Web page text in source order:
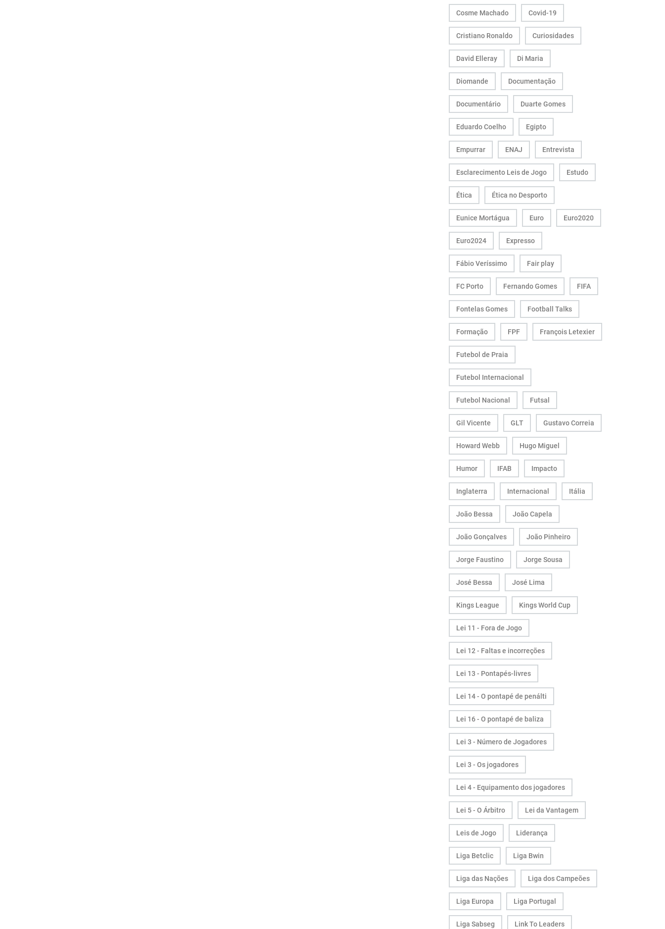
Cosme Machado Covid-19
Cristiano Ronaldo Curiosidades
David Elleray Di Maria
Diomande Documentação
Documentário Duarte Gomes
Eduardo Coelho Egipto
Empurrar ENAJ Entrevista
Esclarecimento Leis de Jogo Estudo
Ética Ética no Desporto
Eunice Mortágua Euro Euro2020
Euro2024 Expresso
Fábio Veríssimo Fair play
FC Porto Fernando Gomes FIFA
Fontelas Gomes Football Talks
Formação FPF François Letexier
Futebol de Praia
Futebol Internacional
Futebol Nacional Futsal
Gil Vicente GLT Gustavo Correia
Howard Webb Hugo Miguel
Humor IFAB Impacto
Inglaterra Internacional Itália
João Bessa João Capela
João Gonçalves João Pinheiro
Jorge Faustino Jorge Sousa
José Bessa José Lima
Kings League Kings World Cup
Lei 11 - Fora de Jogo
Lei 12 - Faltas e incorreções
Lei 13 - Pontapés-livres
Lei 14 - O pontapé de penálti
Lei 16 - O pontapé de baliza
Lei 3 - Número de Jogadores
Lei 3 - Os jogadores
Lei 4 - Equipamento dos jogadores
Lei 5 - O Árbitro Lei da Vantagem
Leis de Jogo Liderança
Liga Betclic Liga Bwin
Liga das Nações Liga dos Campeões
Liga Europa Liga Portugal
Liga Sabseg Link To Leaders